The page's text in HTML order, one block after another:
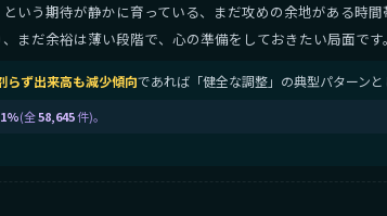
う期待が静かに育っている、まだ攻めの余地がある時間
まだ余裕は薄い段階で、心の準備をしておきたい局面です。
らず出来高も減少傾向であれば「健全な調整」の典型パターンと
(全58,645件)。